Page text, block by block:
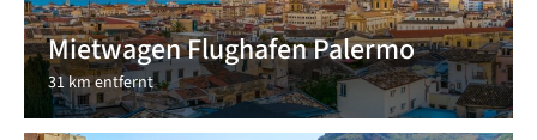
Mietwagen Flughafen Palermo
31 km entfernt